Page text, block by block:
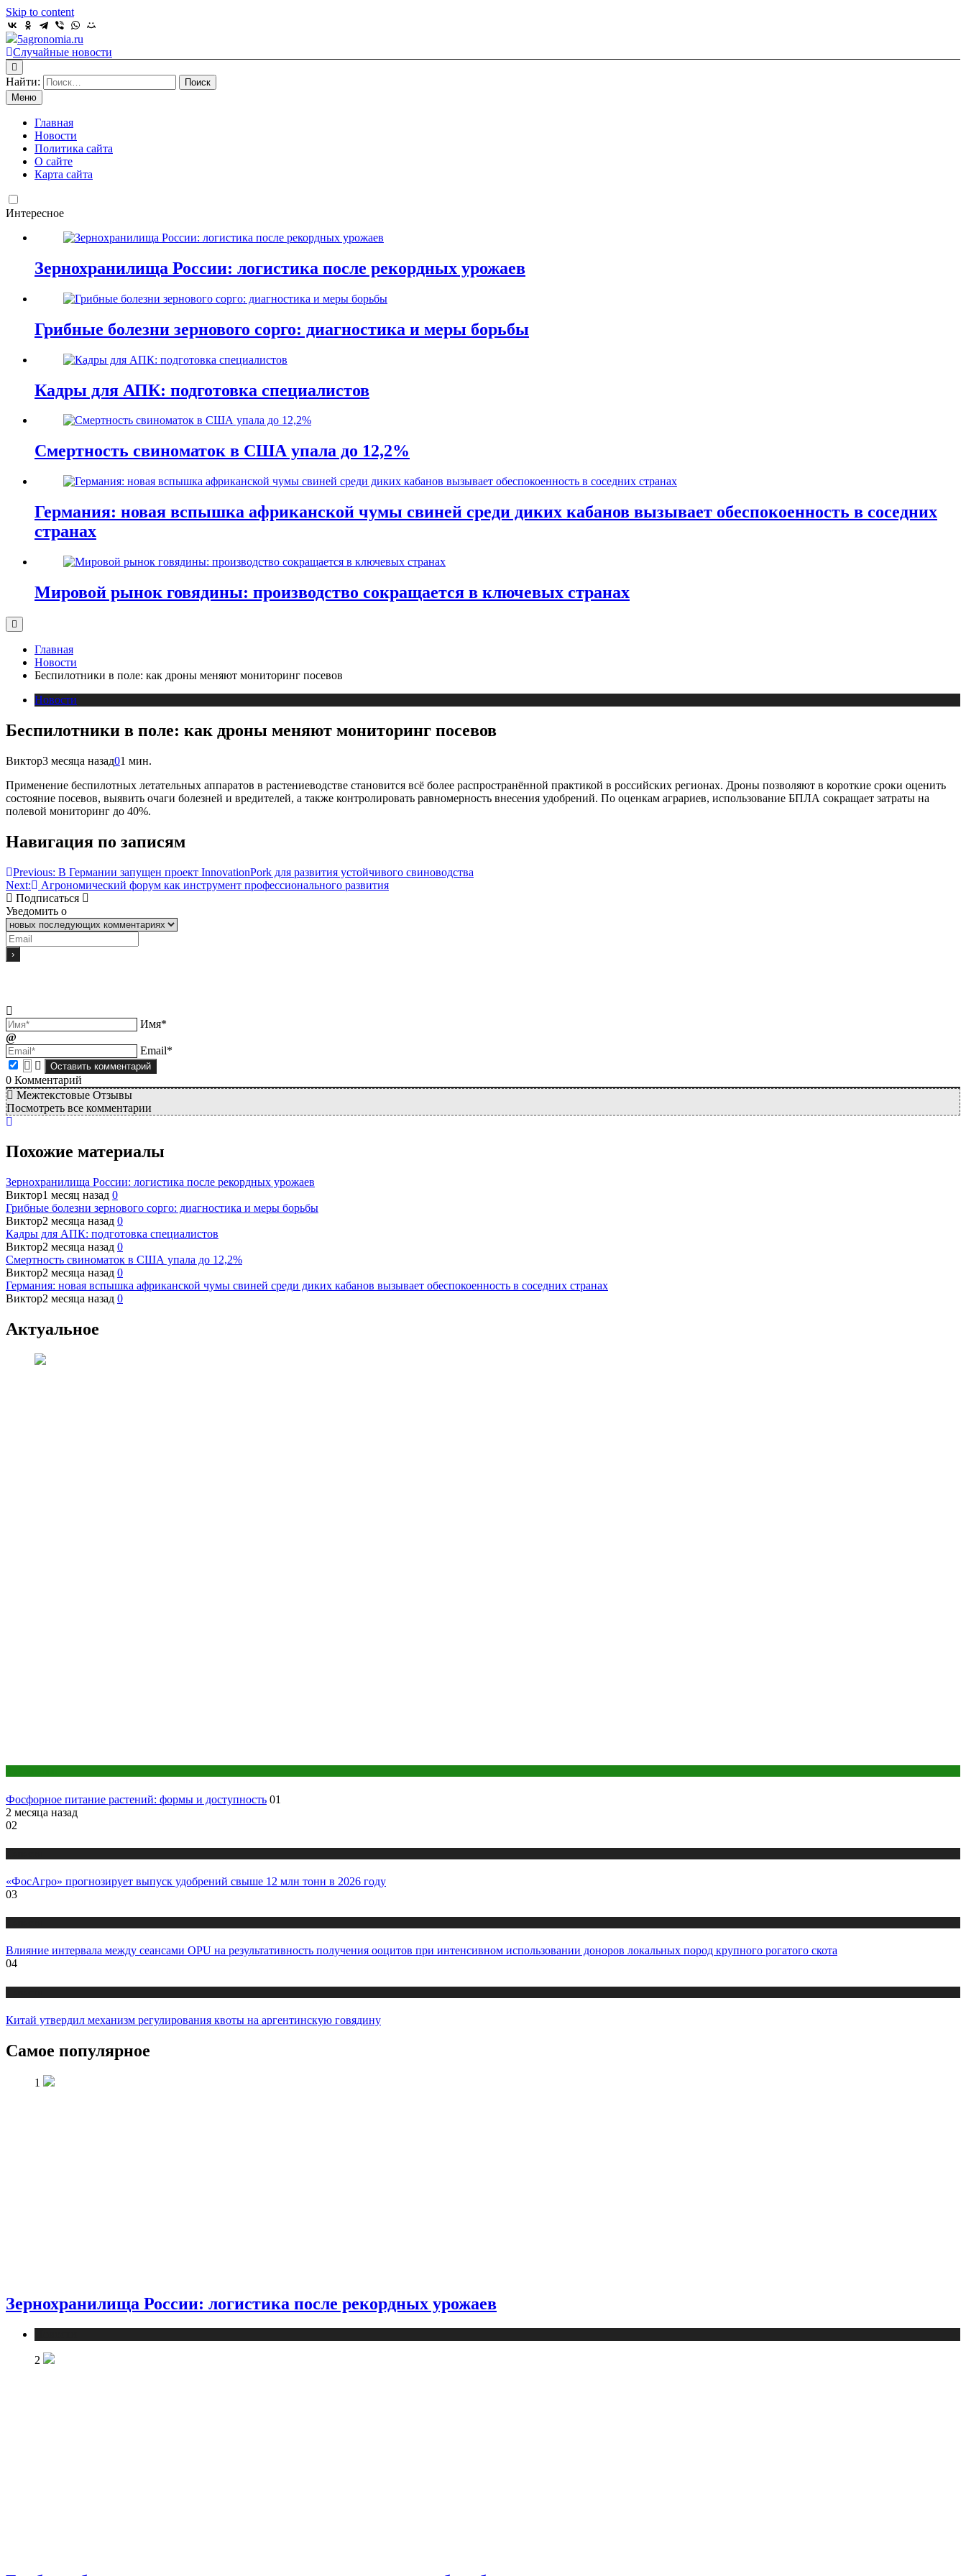
Skip to content
5agronomia.ru
Случайные новости
Найти:
Меню
Главная
Новости
Политика сайта
О сайте
Карта сайта
Интересное
Зернохранилища России: логистика после рекордных урожаев
Грибные болезни зернового сорго: диагностика и меры борьбы
Кадры для АПК: подготовка специалистов
Смертность свиноматок в США упала до 12,2%
Германия: новая вспышка африканской чумы свиней среди диких кабанов вызывает обеспокоенность в соседних
странах
Мировой рынок говядины: производство сокращается в ключевых странах
Главная
Новости
Беспилотники в поле: как дроны меняют мониторинг посевов
Новости
Беспилотники в поле: как дроны меняют мониторинг посевов
Виктор3 месяца назад01 мин.
Применение беспилотных летательных аппаратов в растениеводстве становится всё более распространённой практикой в российских регионах. Дроны позволяют в короткие сроки оценить
состояние посевов, выявить очаги болезней и вредителей, а также контролировать равномерность внесения удобрений. По оценкам аграриев, использование БПЛА сокращает затраты на
полевой мониторинг до 40%.
Навигация по записям
Previous: В Германии запущен проект InnovationPork для развития устойчивого свиноводства
Next:
Агрономический форум как инструмент профессионального развития
Подписаться
Уведомить о
Имя*
Email*
0 Комментарий
Межтекстовые Отзывы
Посмотреть все комментарии
Похожие материалы
Зернохранилища России: логистика после рекордных урожаев
Виктор1 месяц назад 0
Грибные болезни зернового сорго: диагностика и меры борьбы
Виктор2 месяца назад 0
Кадры для АПК: подготовка специалистов
Виктор2 месяца назад 0
Смертность свиноматок в США упала до 12,2%
Виктор2 месяца назад 0
Германия: новая вспышка африканской чумы свиней среди диких кабанов вызывает обеспокоенность в соседних странах
Виктор2 месяца назад 0
Актуальное
Фосфорное питание растений: формы и доступность 01
2 месяца назад
02
«ФосАгро» прогнозирует выпуск удобрений свыше 12 млн тонн в 2026 году
03
Влияние интервала между сеансами OPU на результативность получения ооцитов при интенсивном использовании доноров локальных пород крупного рогатого скота
04
Китай утвердил механизм регулирования квоты на аргентинскую говядину
Самое популярное
1
Зернохранилища России: логистика после рекордных урожаев
2